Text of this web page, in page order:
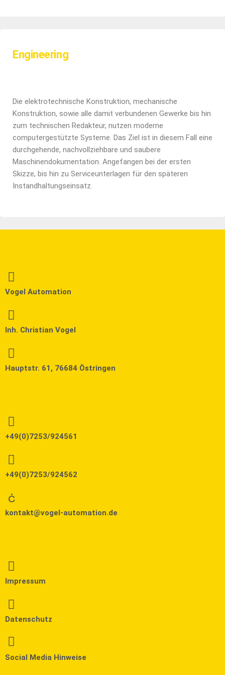
Engineering
Die elektrotechnische Konstruktion, mechanische
Konstruktion, sowie alle damit verbundenen Gewerke bis hin
zum technischen Redakteur, nutzen moderne
computergestützte Systeme. Das Ziel ist in diesem Fall eine
durchgehende, nachvollziehbare und saubere
Maschinendokumentation. Angefangen bei der ersten
Skizze, bis hin zu Serviceunterlagen für den späteren
Instandhaltungseinsatz.
Vogel Automation
Inh. Christian Vogel
Hauptstr. 61, 76684 Östringen
+49(0)7253/924561
+49(0)7253/924562
kontakt@vogel-automation.de
Impressum
Datenschutz
Social Media Hinweise